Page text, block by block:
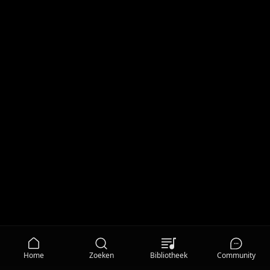
Home Zoeken Bibliotheek Community